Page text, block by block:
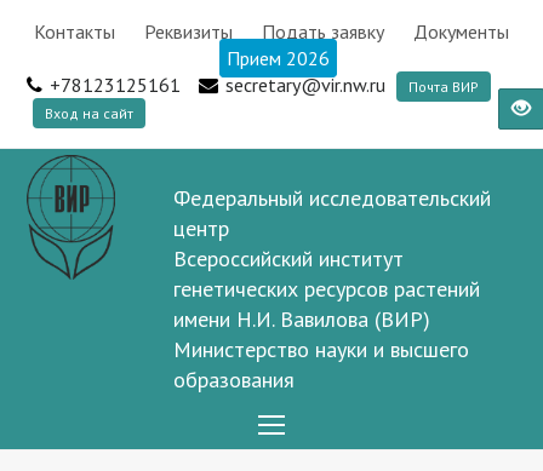
Контакты Реквизиты Подать заявку
Документы
Прием 2026
+78123125161
secretary@vir.nw.ru
Почта ВИР
Вход на сайт
Федеральный исследовательский
центр
Всероссийский институт
генетических ресурсов растений
имени Н.И. Вавилова (ВИР)
Министерство науки и высшего
образования